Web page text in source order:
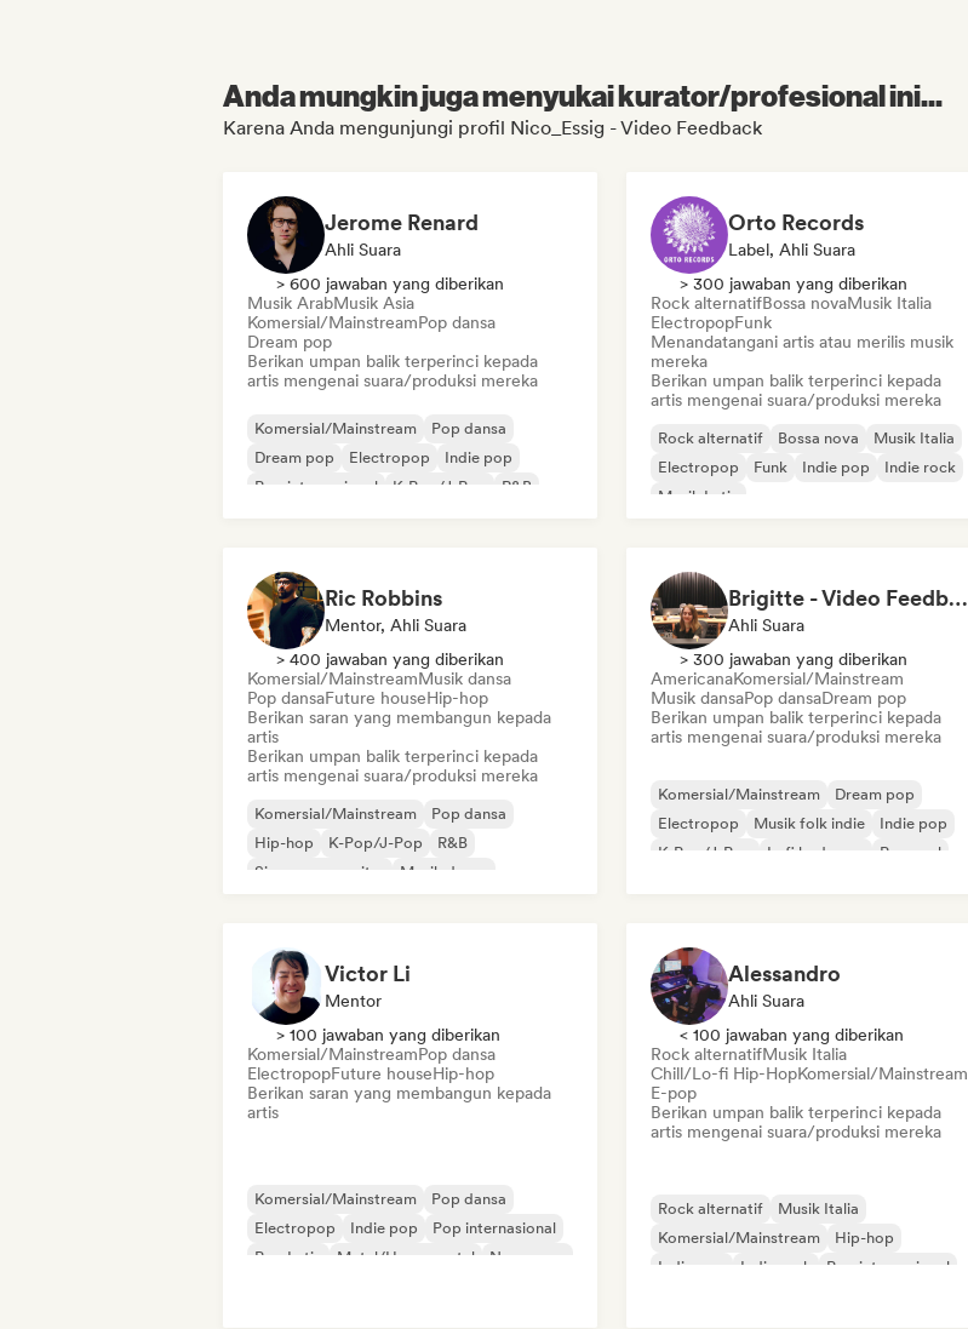
Anda mungkin juga menyukai kurator/profesional ini...
Karena Anda mengunjungi profil Nico_Essig - Video Feedback
Jerome Renard
Ahli Suara
> 600 jawaban yang diberikan
Musik ArabMusik Asia
Komersial/MainstreamPop dansa
Dream pop
Berikan umpan balik terperinci kepada
artis mengenai suara/produksi mereka
Komersial/Mainstream
Pop dansa
Dream pop
Electropop
Indie pop
Pop internasional
K-Pop/J-Pop R&B
Orto Records
Label, Ahli Suara
> 300 jawaban yang diberikan
Rock alternatifBossa novaMusik Italia
ElectropopFunk
Menandatangani artis atau merilis musik
mereka
Berikan umpan balik terperinci kepada
artis mengenai suara/produksi mereka
Rock alternatif Bossa nova
Musik Italia
Electropop
Funk Indie pop
Indie rock
Musik Latin
Ric Robbins
Mentor, Ahli Suara
> 400 jawaban yang diberikan
Komersial/MainstreamMusik dansa
Pop dansaFuture houseHip-hop
Berikan saran yang membangun kepada
artis
Berikan umpan balik terperinci kepada
artis mengenai suara/produksi mereka
Komersial/Mainstream
Pop dansa
Hip-hop
K-Pop/J-Pop
R&B
Singer-songwriter
Musik dansa
Brigitte - Video Feedback
Ahli Suara
> 300 jawaban yang diberikan
AmericanaKomersial/Mainstream
Musik dansaPop dansaDream pop
Berikan umpan balik terperinci kepada
artis mengenai suara/produksi mereka
Komersial/Mainstream
Dream pop
Electropop
Musik folk indie
Indie pop
K-Pop/J-Pop
Lofi bedroom Pop soul
Victor Li
Mentor
> 100 jawaban yang diberikan
Komersial/MainstreamPop dansa
ElectropopFuture houseHip-hop
Berikan saran yang membangun kepada
artis
Komersial/Mainstream
Pop dansa
Electropop
Indie pop
Pop internasional
Pop Latin
Metal/Heavy metal New wave
Alessandro
Ahli Suara
< 100 jawaban yang diberikan
Rock alternatifMusik Italia
Chill/Lo-fi Hip-HopKomersial/Mainstream
E-pop
Berikan umpan balik terperinci kepada
artis mengenai suara/produksi mereka
Rock alternatif
Musik Italia
Komersial/Mainstream
Hip-hop
Indie pop
Indie rock
Pop internasional